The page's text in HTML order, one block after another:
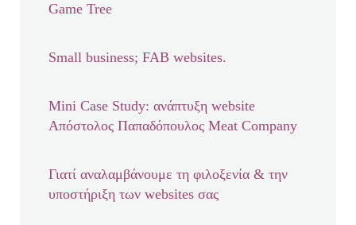
Game Tree
Small business; FAB websites.
Mini Case Study: ανάπτυξη website
Απόστολος Παπαδόπουλος Meat Company
Γιατί αναλαμβάνουμε τη φιλοξενία & την
υποστήριξη των websites σας